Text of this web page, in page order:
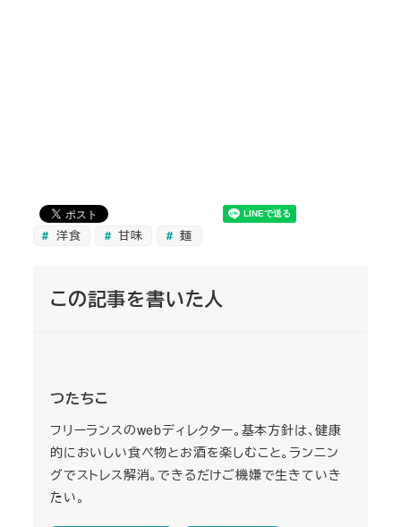
洋食 甘味 麺
この記事を書いた人
つたちこ
フリーランスのwebディレクター。基本方針は、健康
的においしい食べ物とお酒を楽しむこと。ランニン
グでストレス解消。できるだけご機嫌で生きていき
たい。